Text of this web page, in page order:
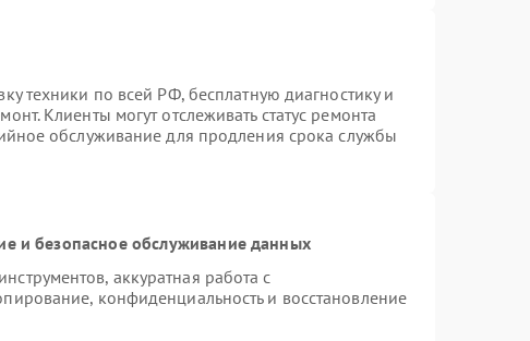
техники по всей РФ, бесплатную диагностику и
Клиенты могут отслеживать статус ремонта
обслуживание для продления срока службы
и безопасное обслуживание данных
аккуратная работа с
конфиденциальность и восстановление